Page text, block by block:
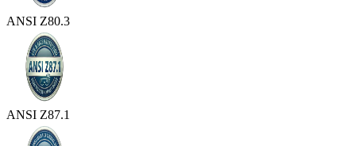
ANSI Z80.3
ANSI Z87.1